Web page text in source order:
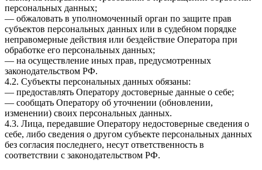
персональных данных;
— обжаловать в уполномоченный орган по защите прав
субъектов персональных данных или в судебном порядке
неправомерные действия или бездействие Оператора при
обработке его персональных данных;
— на осуществление иных прав, предусмотренных
законодательством РФ.
4.2. Субъекты персональных данных обязаны:
— предоставлять Оператору достоверные данные о себе;
— сообщать Оператору об уточнении (обновлении,
изменении) своих персональных данных.
4.3. Лица, передавшие Оператору недостоверные сведения о
себе, либо сведения о другом субъекте персональных данных
без согласия последнего, несут ответственность в
соответствии с законодательством РФ.